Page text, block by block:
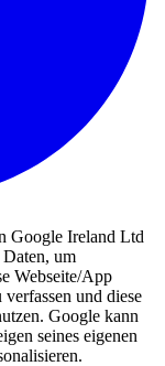
Google Ireland Ltd
um
Webseite/App
und diese
Google kann
seines eigenen